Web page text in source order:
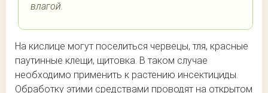
влагой.
На кислице могут поселиться червецы, тля, красные
паутинные клещи, щитовка. В таком случае
необходимо применить к растению инсектициды.
Обработку этими средствами проводят на открытом